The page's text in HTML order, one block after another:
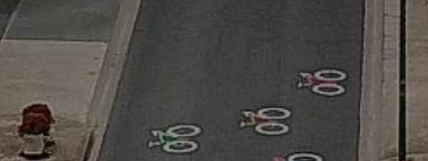
termes et conditions
* Champ obligatoire
Prénom
Statut / Organisation
J'accepte lestermes et conditions